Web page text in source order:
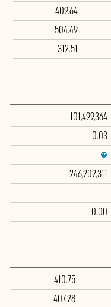
409.64
504.49
312.51
101,499,364
0.03
246,202,311
0.00
410.75
407.28